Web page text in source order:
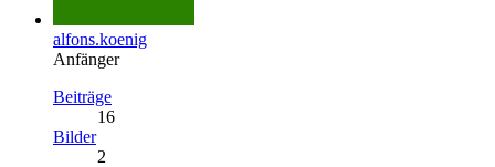
alfons.koenig
Anfänger
Beiträge
16
Bilder
2